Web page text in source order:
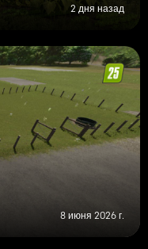
2 дня назад
8 июня 2026 г.